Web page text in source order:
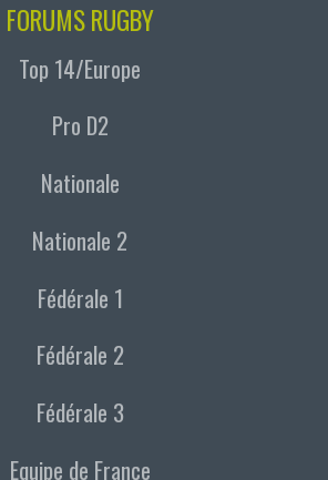
FORUMS RUGBY
Top 14/Europe
Pro D2
Nationale
Nationale 2
Fédérale 1
Fédérale 2
Fédérale 3
Equipe de France